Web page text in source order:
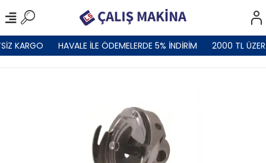
KARGO HAVALE İLE ÖDEMELERDE 5% İNDİRİM 2000 TL